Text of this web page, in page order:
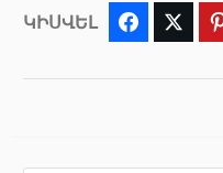
ԿԻՍՎԵԼ Facebook